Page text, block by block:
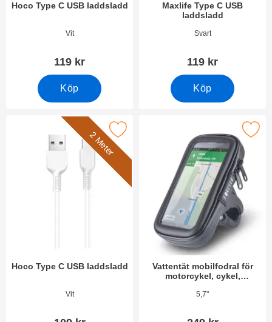
Hoco Type C USB laddsladd
Vit
119 kr
Köp
Maxlife Type C USB
laddsladd
Art. nr 38550Svart
119 kr
Köp
2 Meter
Hoco Type C USB laddsladd
Vit
Makera hoco Type C USB laddsladd som favorit
Vattentät mobilfodral för
motorcykel, cykel,
5,7"
Makera vattentät mobilfodral för motorcykel,